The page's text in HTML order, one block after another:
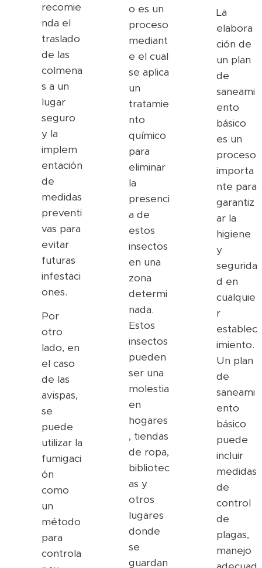
recomie
nda el
traslado
de las
colmena
s a un
lugar
seguro
y la
implem
entación
de
medidas
preventi
vas para
evitar
futuras
infestaci
ones.
Por
otro
lado, en
el caso
de las
avispas,
se
puede
utilizar la
fumigaci
ón
como
un
método
para
controla
o es un
proceso
mediant
e el cual
se aplica
un
tratamie
nto
químico
para
eliminar
la
presenci
a de
estos
insectos
en una
zona
determi
nada.
Estos
insectos
pueden
ser una
molestia
en
hogares
, tiendas
de ropa,
bibliotec
as y
otros
lugares
donde
se
guardan
La
elabora
ción de
un plan
de
saneami
ento
básico
es un
proceso
importa
nte para
garantiz
ar la
higiene
y
segurida
d en
cualquie
r
establec
imiento.
Un plan
de
saneami
ento
básico
puede
incluir
medidas
de
control
de
plagas,
manejo